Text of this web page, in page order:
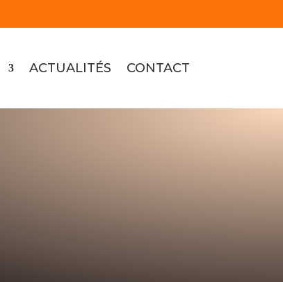
ACTUALITÉS CONTACT